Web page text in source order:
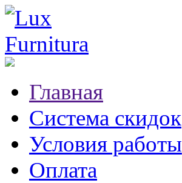
Главная
Система скидок
Условия работы
Оплата